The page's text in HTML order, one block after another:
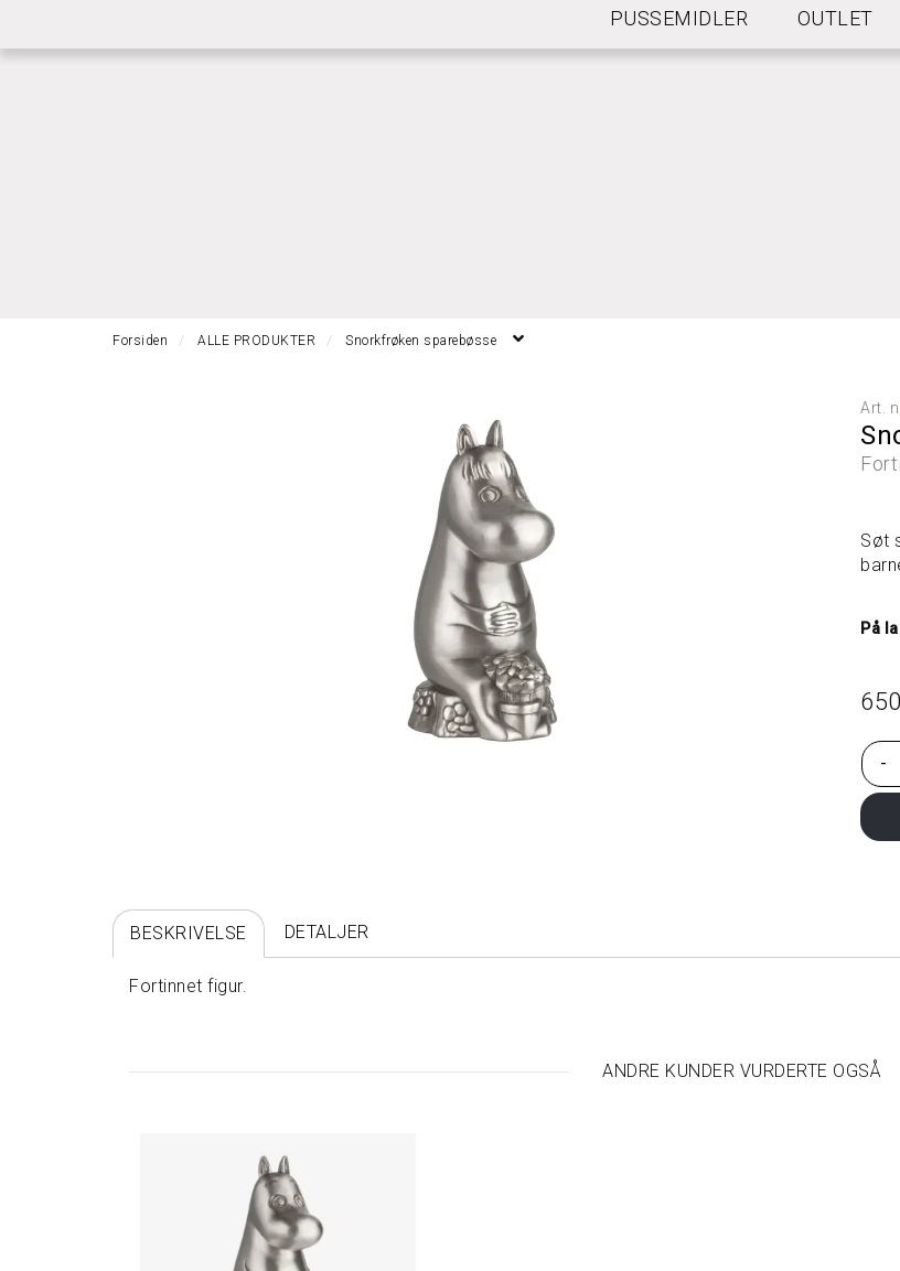
BETINGELSER FOR FRI FRAKTPUSSEMIDLER OUTLET
Forsiden ALLE PRODUKTER Snorkfrøken sparebøsse
Art.
Søt
På
-
BESKRIVELSE DETALJER
Fortinnet figur.
ANDRE KUNDER VURDERTE OGSÅ